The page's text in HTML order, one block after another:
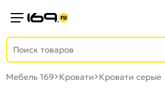
Мебель 169 Кровати Кровати серые